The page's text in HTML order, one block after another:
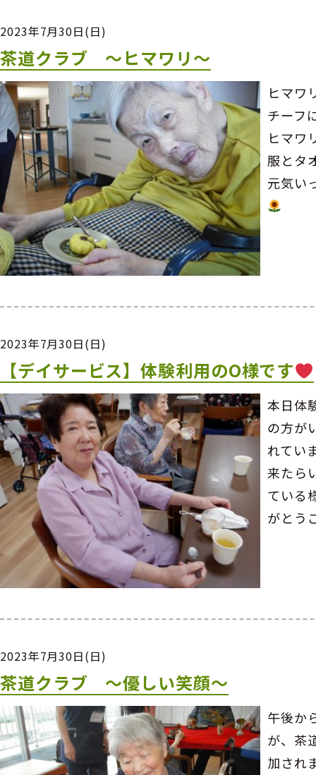
2023年7月30日(日)
茶道クラブ ～ヒマワリ～
ヒマワ
チーフ
ヒマワ
服とタ
元気い
2023年7月30日(日)
【デイサービス】体験利用のO様です
本日体
の方が
れてい
来たら
ている
がとう
2023年7月30日(日)
茶道クラブ ～優しい笑顔～
午後か
が、茶
加され